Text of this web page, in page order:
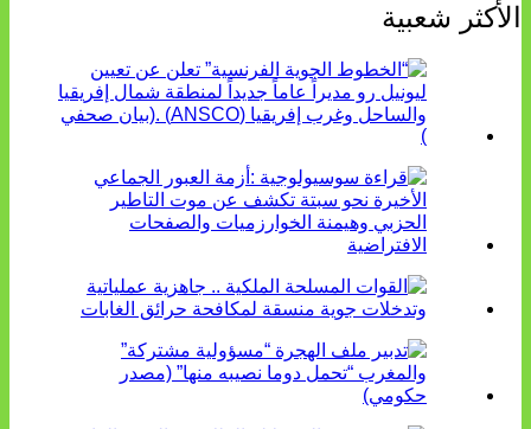
الأكثر شعبية